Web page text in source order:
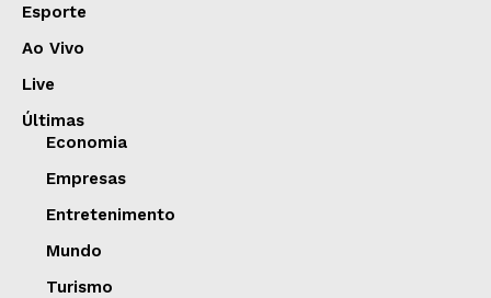
Esporte
Ao Vivo
Live
Últimas
Economia
Empresas
Entretenimento
Mundo
Turismo